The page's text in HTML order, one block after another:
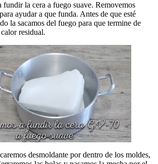
fundir la cera a fuego suave. Removemos
ayudar a que funda. Antes de que esté
la sacamos del fuego para que termine de
residual.
desmoldante por dentro de los moldes,